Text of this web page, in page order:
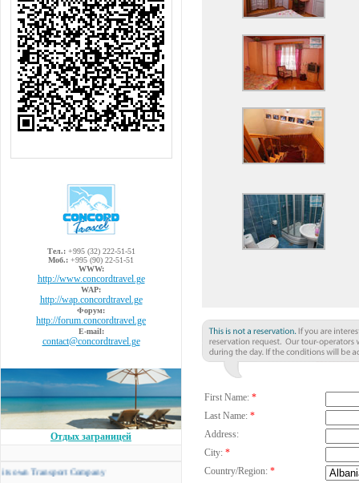
Тел.:+995 (32) 222-51-51
Моб.: +995 (90) 22-51-51
WWW:
http://www.concordtravel.ge
WAP:
http://wap.concordtravel.ge
Форум:
http://forum.concordtravel.ge
E-mail:
contact@concordtravel.ge
Отдых заграницей
Company
First Name: *
Last Name: *
Address:
City: *
Country/Region: *